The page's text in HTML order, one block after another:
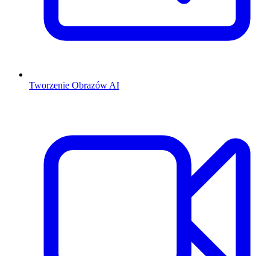
Tworzenie Obrazów AI